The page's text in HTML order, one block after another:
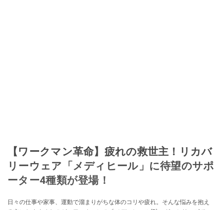
【ワークマン革命】疲れの救世主！リカバ
リーウェア「メディヒール」に待望のサポ
ーター4種類が登場！
日々の仕事や家事、運動で溜まりがちな体のコリや疲れ。そんな悩みを抱え